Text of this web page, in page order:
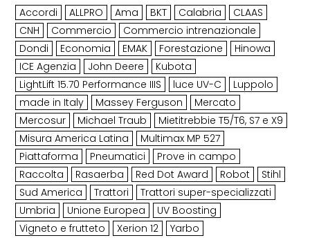
Accordi ALLPRO Ama BKT Calabria
CLAAS
CNH
Commercio
Commercio intrenazionale
Dondi
Economia EMAK Forestazione
Hinowa
ICE Agenzia
John Deere
Kubota
LightLift 15.70 Performance IIIS
luce UV-C
Luppolo
made in Italy
Massey Ferguson
Mercato
Mercosur
Michael Traub
Mietitrebbie T5/T6, S7 e X9
Misura America Latina
Multimax MP 527
Piattaforma
Pneumatici
Prove in campo
Raccolta
Rasaerba Red Dot Award Robot
Stihl
Sud America
Trattori
Trattori super-specializzati
Umbria
Unione Europea
UV Boosting
Vigneto e frutteto
Xerion 12 Yarbo